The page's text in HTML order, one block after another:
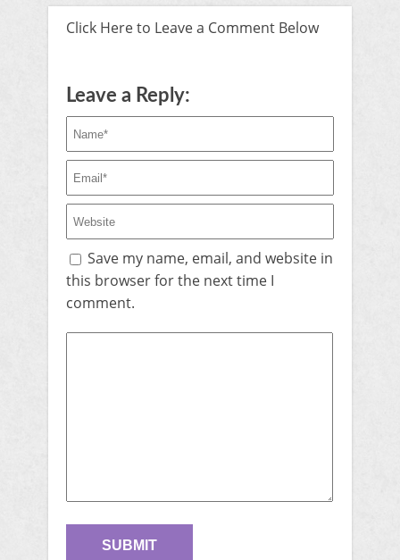
Click Here to Leave a Comment Below
Leave a Reply:
Save my name, email, and website in
this browser for the next time I
comment.